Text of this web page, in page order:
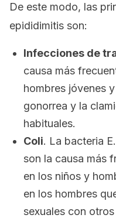
De este modo, las
epididimitis son:
Infecciones de
causa más
hombres jóvenes
gonorrea y la
habituales.
Coli. La bacteria
son la causa más
en los niños y
en los hombres
sexuales con